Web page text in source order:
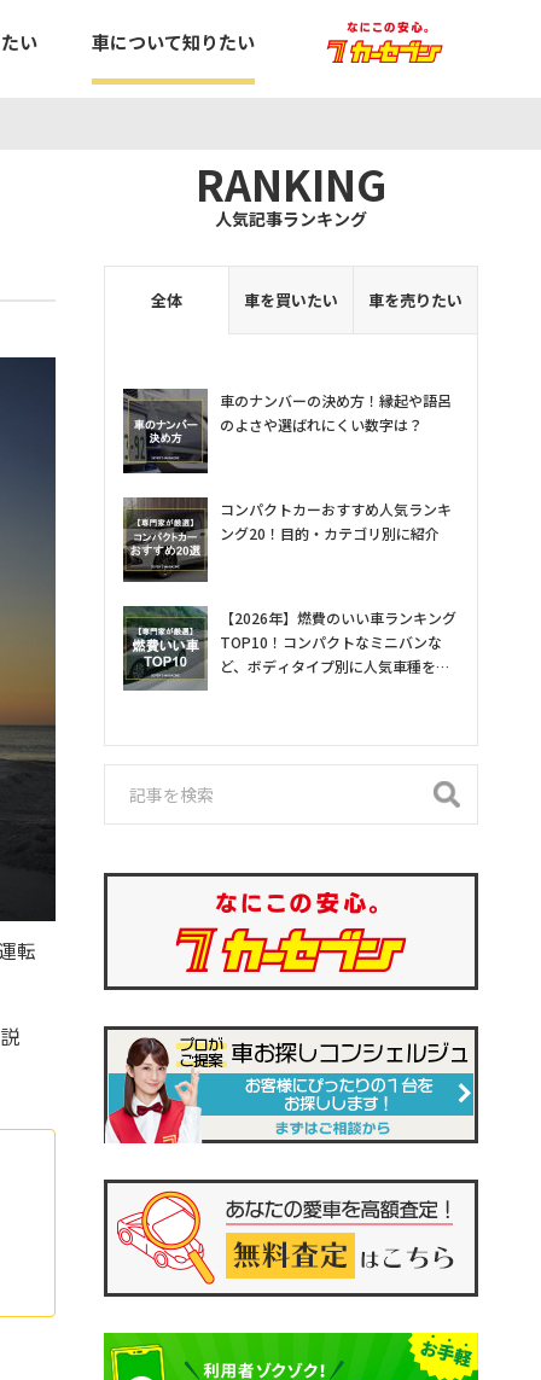
い 車について知りたい
転
RANKING
人気記事ランキング
全体 車を買いたい 車を売りたい
車のナンバーの決め方！縁起や語呂
のよさや選ばれにくい数字は？
コンパクトカーおすすめ人気ランキ
ング20！目的・カテゴリ別に紹介
【2026年】燃費のいい車ランキング
TOP10！コンパクトなミニバンな
ど、ボディタイプ別に人気車種を専